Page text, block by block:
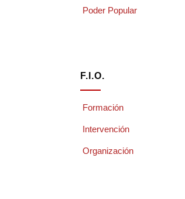
Poder Popular
F.I.O.
Formación
Intervención
Organización